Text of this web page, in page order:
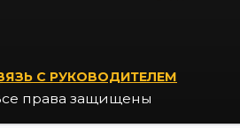
С РУКОВОДИТЕЛЕМ
права защищены